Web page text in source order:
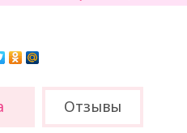
Отзывы